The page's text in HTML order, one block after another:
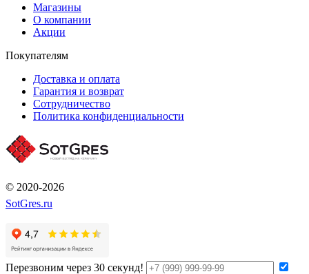
Магазины
О компании
Акции
Покупателям
Доставка и оплата
Гарантия и возврат
Сотрудничество
Политика конфиденциальности
© 2020-2026
SotGres.ru
Перезвоним через 30 секунд!